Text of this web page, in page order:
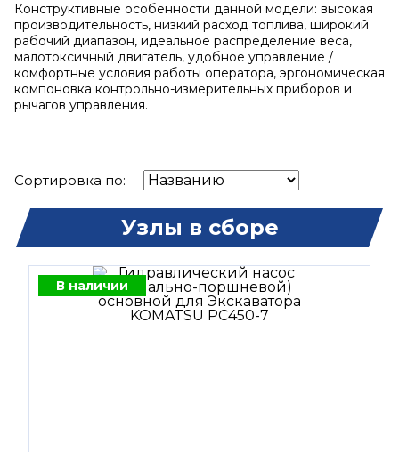
Конструктивные особенности данной модели: высокая
производительность, низкий расход топлива, широкий
рабочий диапазон, идеальное распределение веса,
малотоксичный двигатель, удобное управление /
комфортные условия работы оператора, эргономическая
компоновка контрольно-измерительных приборов и
рычагов управления.
Сортировка по:
Узлы в сборе
В наличии